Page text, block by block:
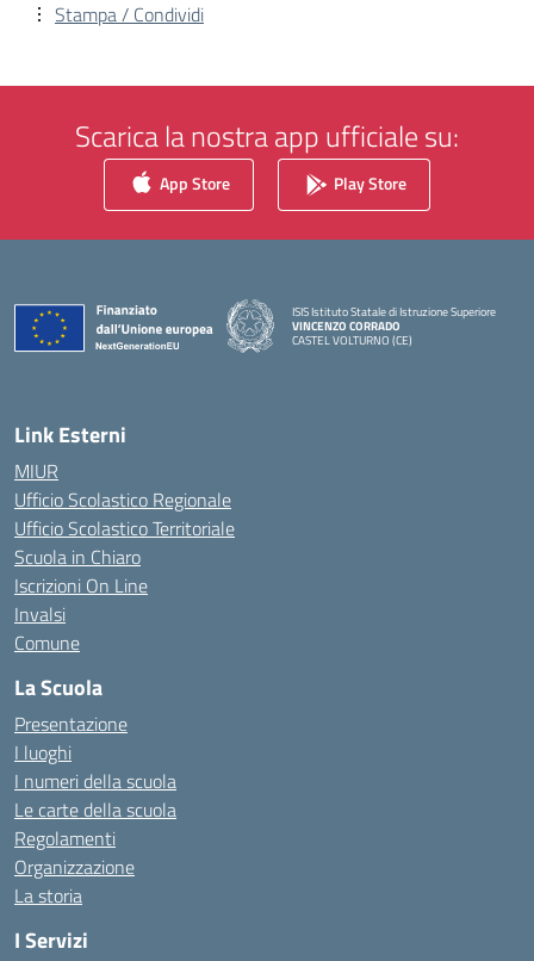
Stampa / Condividi
Scarica la nostra app ufficiale su:
App Store Play Store
ISIS Istituto Statale di Istruzione Superiore
VINCENZO CORRADO
CASTEL VOLTURNO (CE)
Link Esterni
MIUR
Ufficio Scolastico Regionale
Ufficio Scolastico Territoriale
Scuola in Chiaro
Iscrizioni On Line
Invalsi
Comune
La Scuola
Presentazione
I luoghi
I numeri della scuola
Le carte della scuola
Regolamenti
Organizzazione
La storia
I Servizi